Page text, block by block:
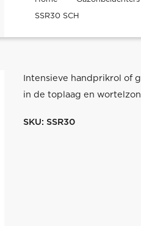
SSR30 SCH
Intensieve handprikrol of
in de toplaag en
SKU: SSR30